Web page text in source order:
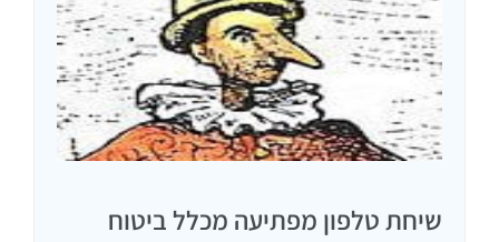
שיחת טלפון מפתיעה מכלל ביטוח